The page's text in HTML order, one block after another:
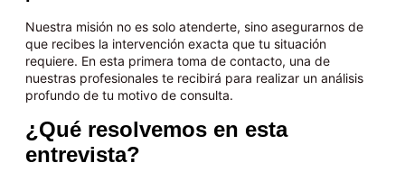
Nuestra misión no es solo atenderte, sino asegurarnos de
que recibes la intervención exacta que tu situación
requiere. En esta primera toma de contacto, una de
nuestras profesionales te recibirá para realizar un análisis
profundo de tu motivo de consulta.
¿Qué resolvemos en esta
entrevista?